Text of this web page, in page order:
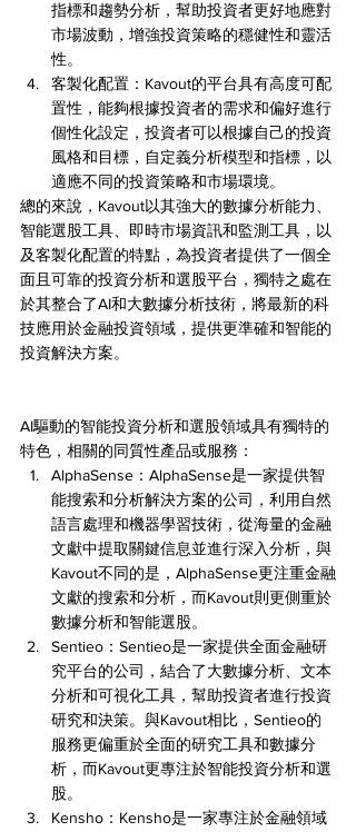
指標和趨勢分析，幫助投資者更好地應對
市場波動，增強投資策略的穩健性和靈活
性。
客製化配置：Kavout的平台具有高度可配
置性，能夠根據投資者的需求和偏好進行
個性化設定，投資者可以根據自己的投資
風格和目標，自定義分析模型和指標，以
適應不同的投資策略和市場環境。
總的來說，Kavout以其強大的數據分析能力、
智能選股工具、即時市場資訊和監測工具，以
及客製化配置的特點，為投資者提供了一個全
面且可靠的投資分析和選股平台，獨特之處在
於其整合了AI和大數據分析技術，將最新的科
技應用於金融投資領域，提供更準確和智能的
投資解決方案。
AI驅動的智能投資分析和選股領域具有獨特的
特色，相關的同質性產品或服務：
AlphaSense：AlphaSense是一家提供智
能搜索和分析解決方案的公司，利用自然
語言處理和機器學習技術，從海量的金融
文獻中提取關鍵信息並進行深入分析，與
Kavout不同的是，AlphaSense更注重金融
文獻的搜索和分析，而Kavout則更側重於
數據分析和智能選股。
Sentieo：Sentieo是一家提供全面金融研
究平台的公司，結合了大數據分析、文本
分析和可視化工具，幫助投資者進行投資
研究和決策。與Kavout相比，Sentieo的
服務更偏重於全面的研究工具和數據分
析，而Kavout更專注於智能投資分析和選
股。
Kensho：Kensho是一家專注於金融領域